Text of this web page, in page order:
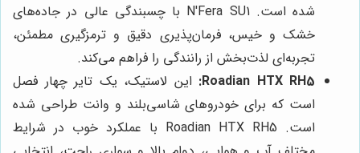
شده است. N'Fera SU1 با چسبندگی عالی در جاده‌های
خشک و خیس، فرمان‌پذیری دقیق و ترمزگیری مطمئن،
تجربه‌ای لذت‌بخش از رانندگی را فراهم می‌کند.
Roadian HTX RH5: این لاستیک، یک تایر چهار فصل
است که برای خودروهای شاسی‌بلند و وانت طراحی شده
است. Roadian HTX RH5 با عملکرد خوب در شرایط